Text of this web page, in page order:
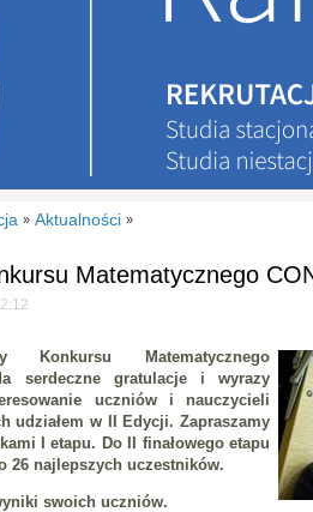
» Aktualności »
Matematycznego
Konkursu Matematycznego
serdeczne gratulacje i wyrazy
uczniów i nauczycieli
udziałem w II Edycji. Zapraszamy
I etapu. Do II finałowego etapu
26 najlepszych uczestników.
swoich uczniów.